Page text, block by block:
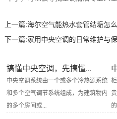
上一篇:海尔空气能热水套管结垢怎
下一篇:家用中央空调的日常维护与
搞懂中央空调，先搞懂...
中央空调系统由一个或多个冷热源系统
和多个空气调节系统组成，为建筑物内
的多个房间或...